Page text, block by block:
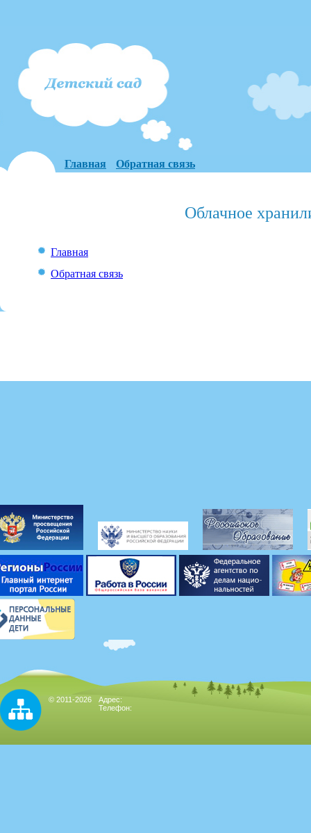
Главная Обратная связь
Облачное
Главная
Обратная связь
© 2011-2026
Адрес:
Телефон: